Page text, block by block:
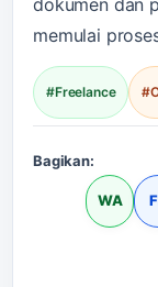
memulai
#Freelance
Bagikan:
WA